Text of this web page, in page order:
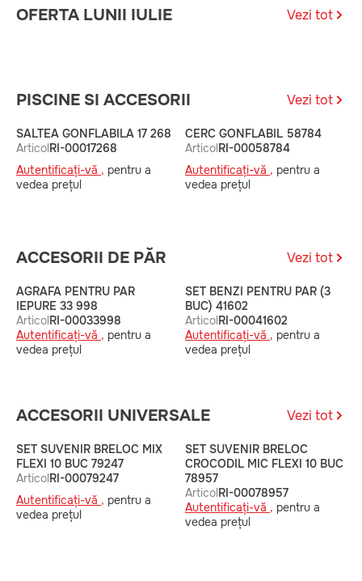
OFERTA LUNII IULIE Vezi tot
PISCINE SI ACCESORII Vezi tot
SALTEA GONFLABILA 17 268
ArticolRI-00017268
Autentificați-vă , pentru a
vedea prețul
CERC GONFLABIL 58784
ArticolRI-00058784
Autentificați-vă , pentru a
vedea prețul
ACCESORII DE PĂR Vezi tot
AGRAFA PENTRU PAR
IEPURE 33 998
ArticolRI-00033998
Autentificați-vă , pentru a
vedea prețul
SET BENZI PENTRU PAR (3
BUC) 41602
ArticolRI-00041602
Autentificați-vă , pentru a
vedea prețul
ACCESORII UNIVERSALE Vezi tot
SET SUVENIR BRELOC MIX
FLEXI 10 BUC 79247
ArticolRI-00079247
Autentificați-vă , pentru a
vedea prețul
SET SUVENIR BRELOC
CROCODIL MIC FLEXI 10 BUC
78957
ArticolRI-00078957
Autentificați-vă , pentru a
vedea prețul